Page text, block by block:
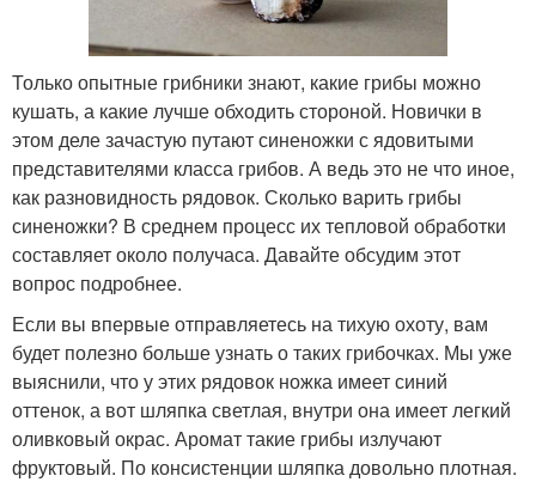
Только опытные грибники знают, какие грибы можно
кушать, а какие лучше обходить стороной. Новички в
этом деле зачастую путают синеножки с ядовитыми
представителями класса грибов. А ведь это не что иное,
как разновидность рядовок. Сколько варить грибы
синеножки? В среднем процесс их тепловой обработки
составляет около получаса. Давайте обсудим этот
вопрос подробнее.
Если вы впервые отправляетесь на тихую охоту, вам
будет полезно больше узнать о таких грибочках. Мы уже
выяснили, что у этих рядовок ножка имеет синий
оттенок, а вот шляпка светлая, внутри она имеет легкий
оливковый окрас. Аромат такие грибы излучают
фруктовый. По консистенции шляпка довольно плотная.